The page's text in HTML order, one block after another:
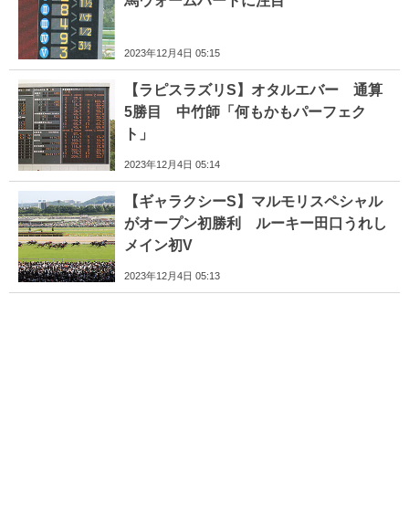
2023年12月4日 05:15
【ラピスラズリS】オタルエバー 通算
5勝目 中竹師「何もかもパーフェク
ト」
2023年12月4日 05:14
【ギャラクシーS】マルモリスペシャル
がオープン初勝利 ルーキー田口うれし
メイン初V
2023年12月4日 05:13